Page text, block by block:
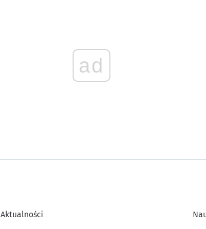
ad
Aktualności